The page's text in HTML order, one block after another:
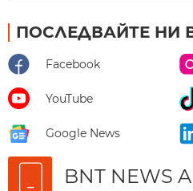
ПОСЛЕДВАЙТЕ НИ
Facebook
YouTube
Google News
BNT NEWS